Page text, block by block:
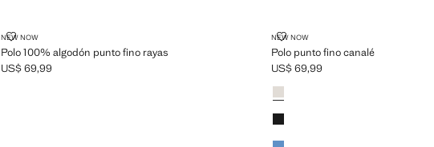
NEW NOW
Polo 100% algodón punto fino rayas
POLO 100% ALGODÓN PUNTO FINO RAYAS
Precio actual [US$ 69,99 ]
US$ 69,99
NEW NOW
Polo punto fino canalé
POLO PUNTO FINO CANALÉ
Precio actual [US$ 69,99 ]
US$ 69,99
Colores
Gris hielo
Negro
Azul